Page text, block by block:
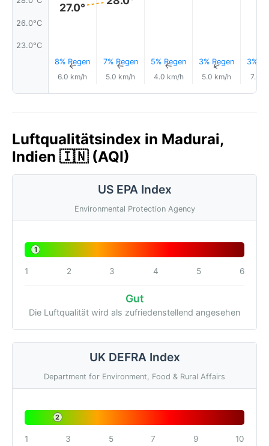
26.0°C
23.0°C
27.0°
8% Regen
↑
6.0 km/h
7% Regen
↑
5.0 km/h
5% Regen
↑
4.0 km/h
3% Regen
↑
5.0 km/h
3%
7.0
Luftqualitätsindex in Madurai,
Indien 🇮🇳 (AQI)
US EPA Index
Environmental Protection Agency
1
1 2 3 4 5 6
Gut
Die Luftqualität wird als zufriedenstellend angesehen
UK DEFRA Index
Department for Environment, Food & Rural Affairs
2
1 3 5 7 9 10